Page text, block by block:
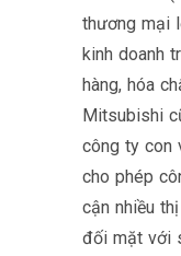
thương mại
kinh doanh
hàng, hóa
Mitsubishi
công ty con
cho phép
cận nhiều
đối mặt với